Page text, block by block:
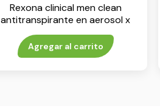
Rexona clinical men clean
antitranspirante en aerosol x
55 ml
Agregar al carrito